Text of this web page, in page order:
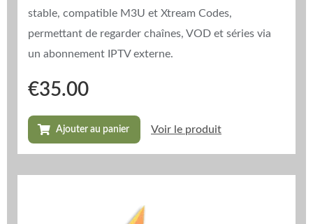
stable, compatible M3U et Xtream Codes,
permettant de regarder chaînes, VOD et séries via
un abonnement IPTV externe.
€35.00
Ajouter au panier Voir le produit